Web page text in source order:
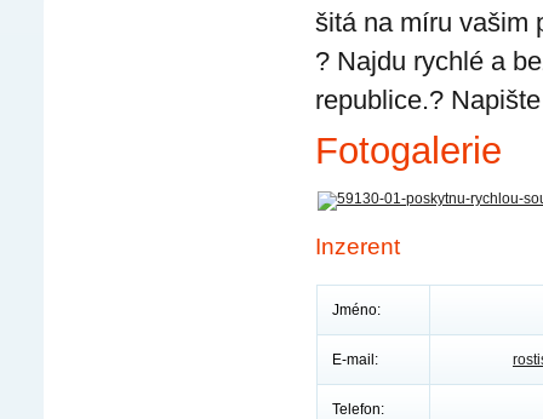
šitá na míru vašim
? Najdu rychlé a
republice.?
Fotogalerie
Inzerent
Jméno:
E-mail:
Telefon: